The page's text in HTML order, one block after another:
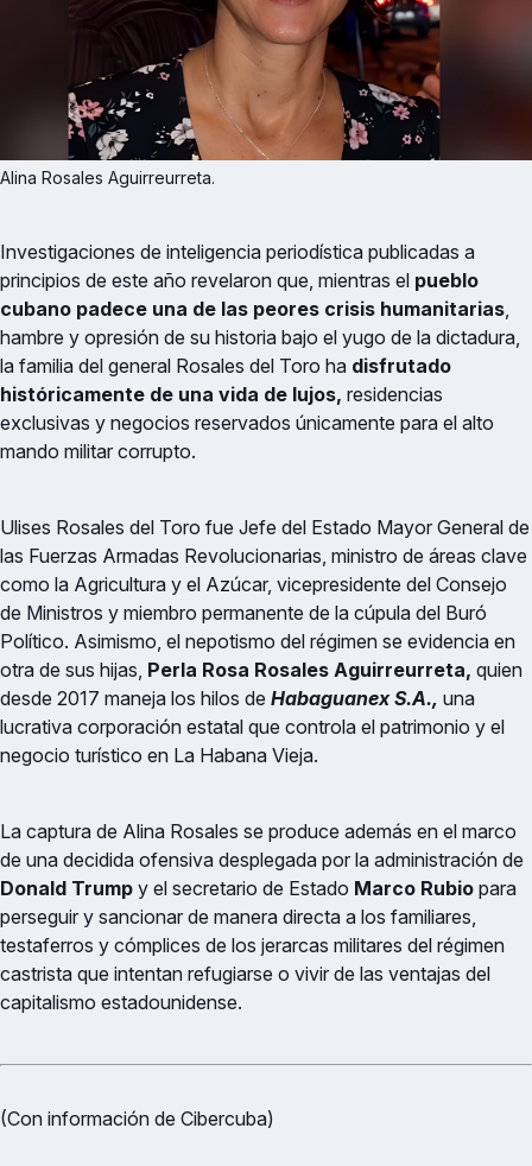
Alina Rosales Aguirreurreta.
Investigaciones de inteligencia periodística publicadas a
principios de este año revelaron que, mientras el pueblo
cubano padece una de las peores crisis humanitarias
hambre y opresión de su historia bajo el yugo de la dictadura,
la familia del general Rosales del Toro ha disfrutado
históricamente de una vida de lujos, residencias
exclusivas y negocios reservados únicamente para el alto
mando militar corrupto.
Ulises Rosales del Toro fue Jefe del Estado Mayor General de
las Fuerzas Armadas Revolucionarias, ministro de áreas clave
como la Agricultura y el Azúcar, vicepresidente del Consejo
de Ministros y miembro permanente de la cúpula del Buró
Político. Asimismo, el nepotismo del régimen se evidencia en
otra de sus hijas, Perla Rosa Rosales Aguirreurreta, quien
desde 2017 maneja los hilos de Habaguanex S.A., una
lucrativa corporación estatal que controla el patrimonio y el
negocio turístico en La Habana Vieja.
La captura de Alina Rosales se produce además en el marco
de una decidida ofensiva desplegada por la administración de
Donald Trump y el secretario de Estado Marco Rubio para
perseguir y sancionar de manera directa a los familiares,
testaferros y cómplices de los jerarcas militares del régimen
castrista que intentan refugiarse o vivir de las ventajas del
capitalismo estadounidense.
(Con información de Cibercuba)